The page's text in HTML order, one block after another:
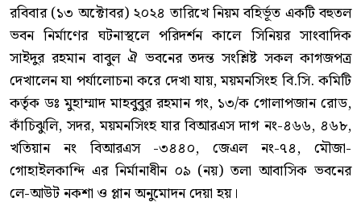
রবিবার (১৩ অক্টোবর) ২০২৪ তারিখে নিয়ম বহির্ভূত একটি বহুতল
ভবন নির্মাণের ঘটনাস্থলে পরিদর্শন কালে সিনিয়র সাংবাদিক
সাইদুর রহমান বাবুল ঐ ভবনের তদন্ত সংশ্লিষ্ট সকল কাগজপত্র
দেখালেন যা পর্যালোচনা করে দেখা যায়, ময়মনসিংহ বি.সি. কমিটি
কর্তৃক ডঃ মুহাম্মাদ মাহবুবুর রহমান গং, ১৩/ক গোলাপজান রোড,
কাঁচিঝুলি, সদর, ময়মনসিংহ যার বিআরএস দাগ নং-৪৬৬, ৪৬৮,
খতিয়ান নং বিআরএস -৩৪৪০, জেএল নং-৭৪, মৌজা-
গোহাইলকান্দি এর নির্মানাধীন ০৯ (নয়) তলা আবাসিক ভবনের
লে-আউট নকশা ও প্লান অনুমোদন দেয়া হয়।